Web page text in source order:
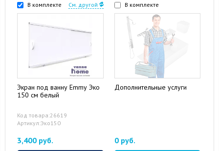
В комплекте См. другой
Экран под ванну Emmy Эко
150 см белый
Код товара:26619
Артикул:Эко150
3,400 руб.
В комплекте
Дополнительные услуги
0 руб.